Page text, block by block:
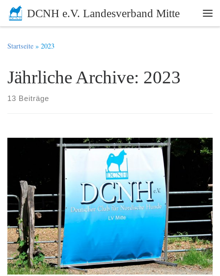
Zum Inhalt springen
DCNH e.V. Landesverband Mitte
Startseite » 2023
Jährliche Archive: 2023
13 Beiträge